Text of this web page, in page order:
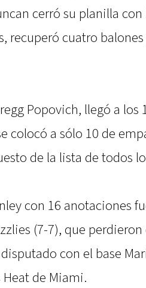
cerró su planilla con
recuperó cuatro
Popovich, llegó a los
colocó a sólo 10 de
de la lista de todos
con 16 anotaciones
(7-7), que
con el base
de Miami.